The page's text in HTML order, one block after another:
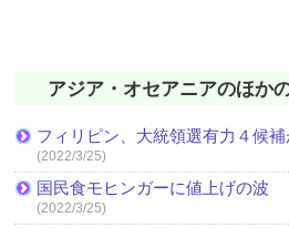
アジア・オセアニアのほか
フィリピン、大統領選有力４候補
(2022/3/25)
国民食モヒンガーに値上げの波
(2022/3/25)